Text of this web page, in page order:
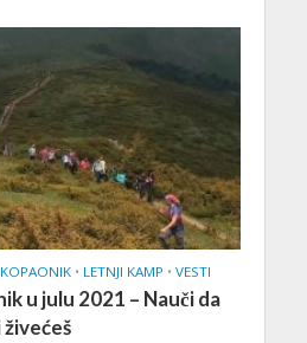
KOPAONIK • LETNJI KAMP • VESTI
u julu 2021 – Nauči da
živećeš